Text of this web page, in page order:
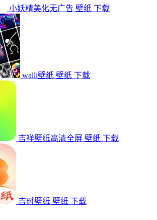
小妖精美化无广告 壁纸 下载
walli壁纸 壁纸 下载
吉祥壁纸高清全屏 壁纸 下载
吉时壁纸 壁纸 下载